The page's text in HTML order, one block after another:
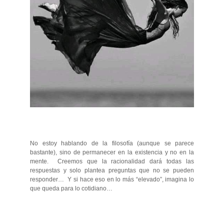
No estoy hablando de la filosofía (aunque se parece
bastante), sino de permanecer en la existencia y no en la
mente. Creemos que la racionalidad dará todas las
respuestas y solo plantea preguntas que no se pueden
responder… Y si hace eso en lo más “elevado”, imagina lo
que queda para lo cotidiano…